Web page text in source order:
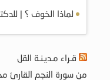
لماذا الخوف ؟ |
قـراء مـديـنـة القل
من سورة النجم القارئ